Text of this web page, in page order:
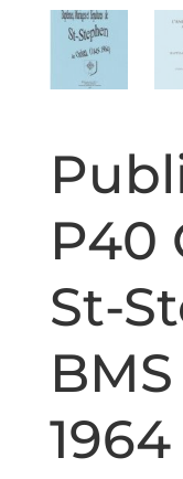
P40
St-
1964